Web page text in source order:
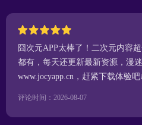
囧次元APP太棒了！二次元内容
都有，每天还更新最新资源，漫
www.jocyapp.cn，赶紧下载体验吧
评论时间：2026-08-07